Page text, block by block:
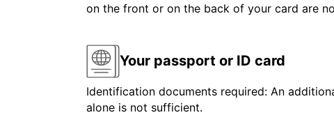
on the front or on the back of your card are
Your passport or ID card
Identification documents required: An
alone is not sufficient.